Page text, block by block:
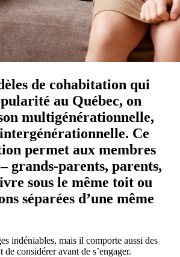
de cohabitation qui
au Québec, on
multigénérationnelle,
Ce
permet aux membres
grands-parents, parents,
sous le même toit ou
séparées d’une même
indéniables, mais il comporte aussi des
considérer avant de s’engager.